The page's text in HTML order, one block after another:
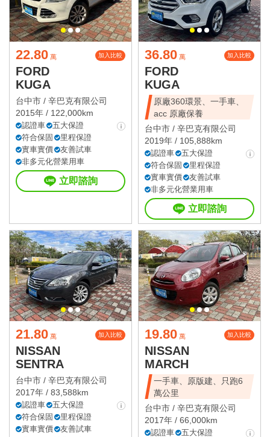
22.80 萬 加入比較
FORD
KUGA
台中市 / 辛巴克有限公司
2015年 / 122,000km
認證車
五大保證
符合保固
里程保證
實車實價
友善試車
非多元化營業用車
立即諮詢
36.80 萬 加入比較
FORD
KUGA
原廠360環景、一手車、
acc 原廠保養
台中市 / 辛巴克有限公司
2019年 / 105,888km
認證車
五大保證
符合保固
里程保證
實車實價
友善試車
非多元化營業用車
立即諮詢
21.80 萬 加入比較
NISSAN
SENTRA
台中市 / 辛巴克有限公司
2017年 / 83,588km
認證車
五大保證
符合保固
里程保證
實車實價
友善試車
19.80 萬 加入比較
NISSAN
MARCH
一手車、原版建、只跑6
萬公里
台中市 / 辛巴克有限公司
2017年 / 66,000km
認證車
五大保證